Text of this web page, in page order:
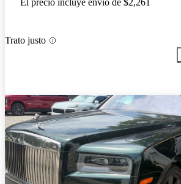
Trato justo